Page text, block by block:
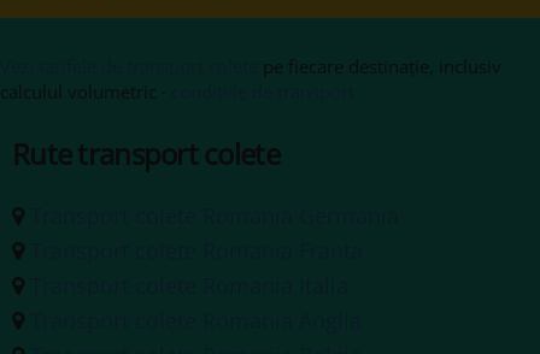
pe fiecare destinație, inclusiv
calculul volumetric ·
Rute transport colete